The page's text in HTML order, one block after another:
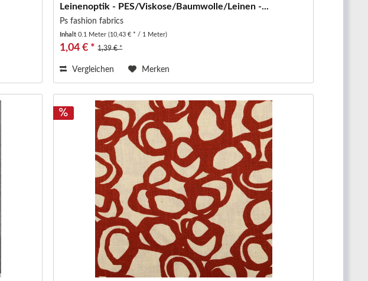
Leinenoptik - PES/Viskose/Baumwolle/Leinen -...
Ps fashion fabrics
Inhalt0.1 Meter(10,43 € * / 1 Meter)
1,04 € * 1,39 € *
Vergleichen Merken